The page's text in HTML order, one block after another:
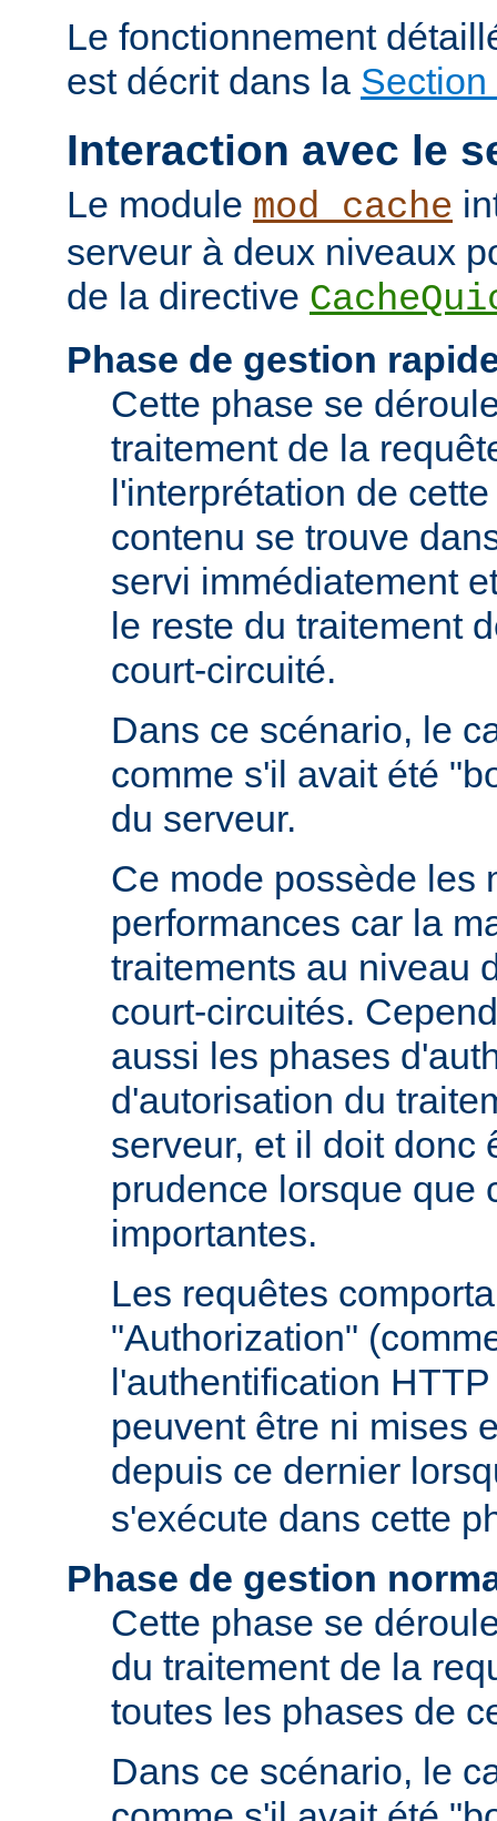
Le fonctionnement
est décrit dans la
Interaction avec le
Le module mod_cache
serveur à deux niveaux
de la directive
Phase de gestion
Cette phase se
traitement de la
l'interprétation de
contenu se trouve
servi immédiatement
le reste du traitement
court-circuité.
Dans ce scénario, le
comme s'il avait été
du serveur.
Ce mode possède les
performances car la
traitements au niveau
court-circuités.
aussi les phases
d'autorisation du
serveur, et il doit donc
prudence lorsque que
importantes.
Les requêtes
"Authorization"
l'authentification
peuvent être ni mises
depuis ce dernier
s'exécute dans cette
Phase de gestion
Cette phase se
du traitement de la
toutes les phases de
Dans ce scénario, le